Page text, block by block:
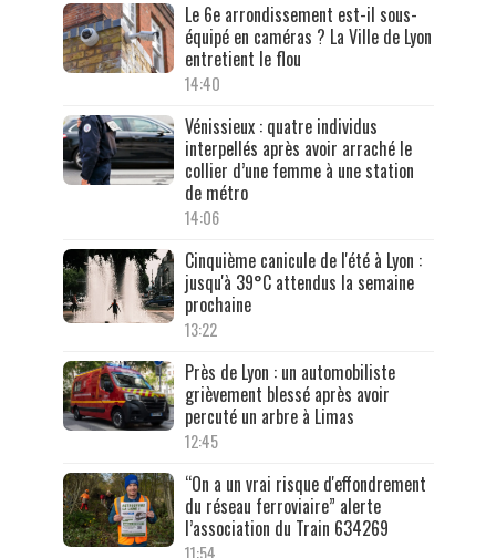
Le 6e arrondissement est-il sous-
équipé en caméras ? La Ville de Lyon
entretient le flou
14:40
Vénissieux : quatre individus
interpellés après avoir arraché le
collier d’une femme à une station
de métro
14:06
Cinquième canicule de l'été à Lyon :
jusqu'à 39°C attendus la semaine
prochaine
13:22
Près de Lyon : un automobiliste
grièvement blessé après avoir
percuté un arbre à Limas
12:45
“On a un vrai risque d'effondrement
du réseau ferroviaire” alerte
l’association du Train 634269